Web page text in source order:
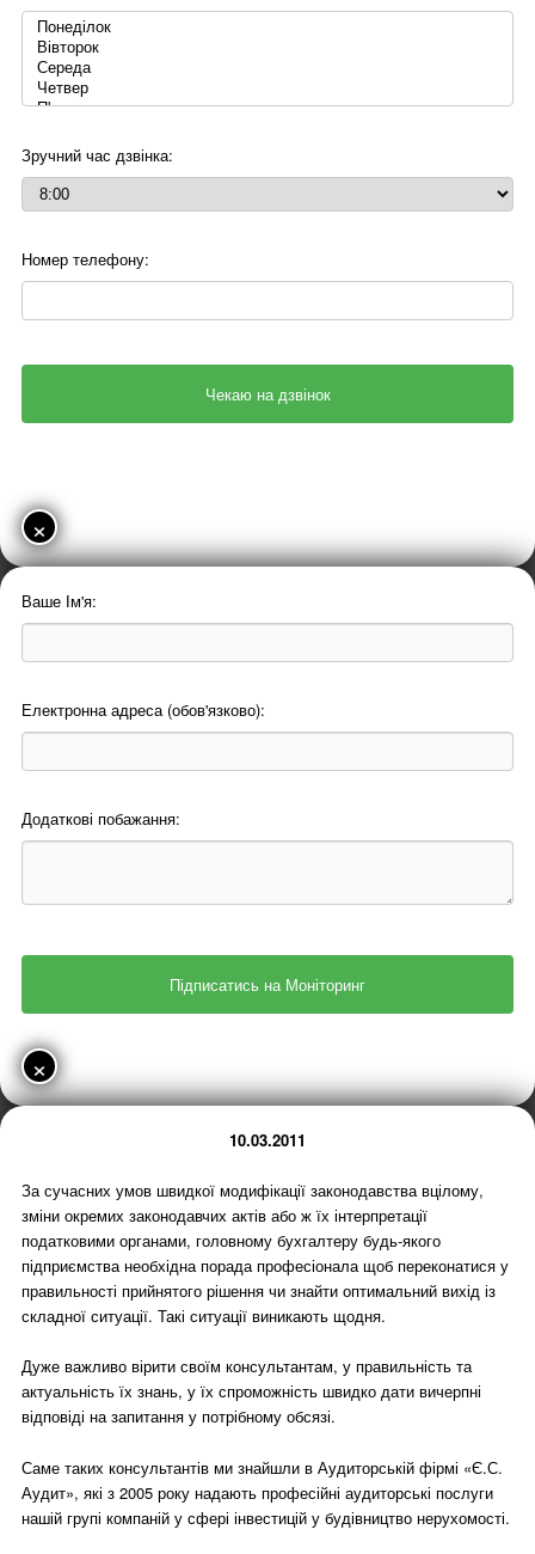
Зручний час дзвінка:
Номер телефону:
×
Ваше Ім'я:
Електронна адреса (обов'язково):
Додаткові побажання:
×
10.03.2011
За сучасних умов швидкої модифікації законодавства вцілому,
зміни окремих законодавчих актів або ж їх інтерпретації
податковими органами, головному бухгалтеру будь-якого
підприємства необхідна порада професіонала щоб переконатися у
правильності прийнятого рішення чи знайти оптимальний вихід із
складної ситуації. Такі ситуації виникають щодня.
Дуже важливо вірити своїм консультантам, у правильність та
актуальність їх знань, у їх спроможність швидко дати вичерпні
відповіді на запитання у потрібному обсязі.
Саме таких консультантів ми знайшли в Аудиторській фірмі «Є.С.
Аудит», які з 2005 року надають професійні аудиторські послуги
нашій групі компаній у сфері інвестицій у будівництво нерухомості.